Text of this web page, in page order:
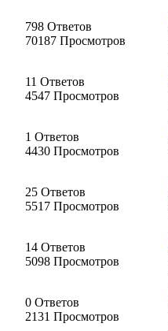
798 Ответов
70187 Просмотров
11 Ответов
4547 Просмотров
1 Ответов
4430 Просмотров
25 Ответов
5517 Просмотров
14 Ответов
5098 Просмотров
0 Ответов
2131 Просмотров